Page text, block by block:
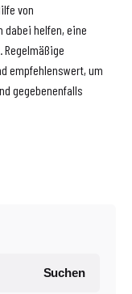
von
dabei helfen, eine
Regelmäßige
empfehlenswert, um
gegebenenfalls
Suchen